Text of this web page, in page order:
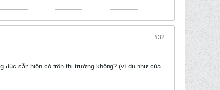
#32
đúc sẵn hiện có trên thị trường không? (ví dụ như của